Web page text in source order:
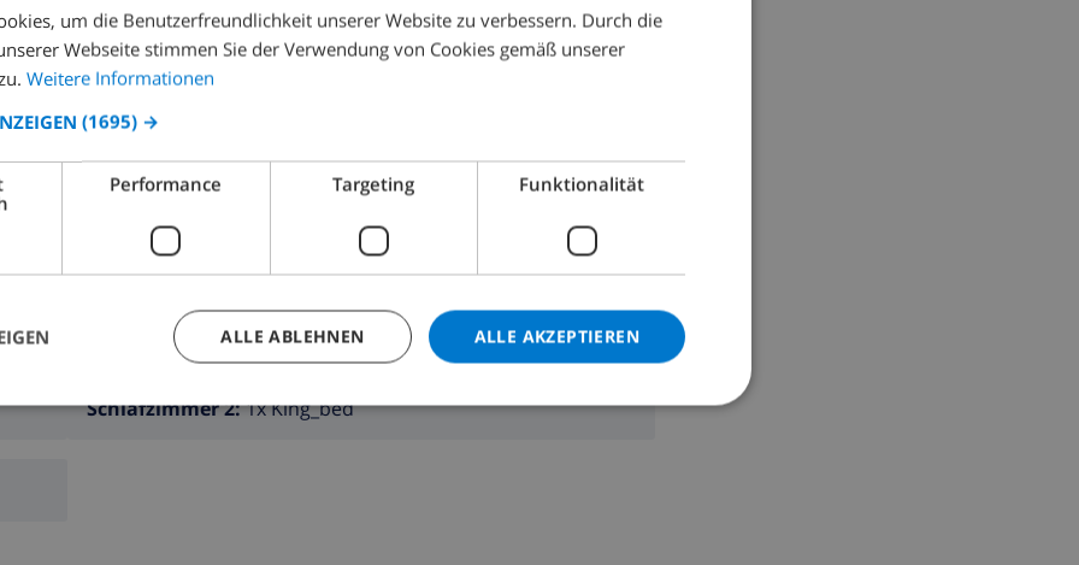
Canal Digital und International)
zugänglich.
Kühlschrank, Gefrierschrank, Kaffeemaschine,
BUCHEN ›
Schlafzimmer 2:1x King_bed
GERMAN
DUTCH
GERMAN
NORWEGIAN
um die Benutzerfreundlichkeit unserer Website zu verbessern. Durch die
Webseite stimmen Sie der Verwendung von Cookies gemäß unserer
Weitere Informationen
(1695) →
Performance Targeting Funktionalität
ALLE AKZEPTIEREN
ALLE ABLEHNEN